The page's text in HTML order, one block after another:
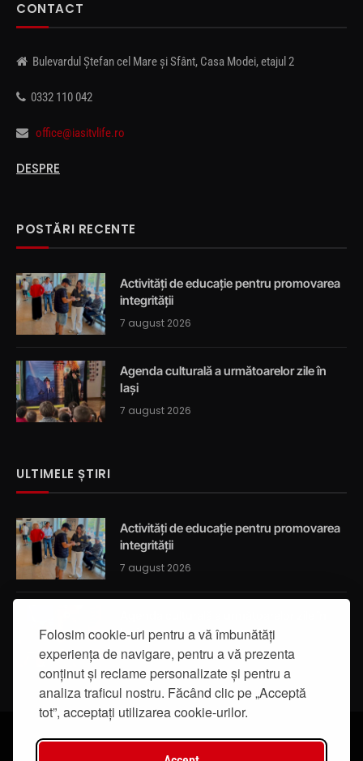
Folosim cookie-uri pentru a vă îmbunătăți
experiența de navigare, pentru a vă prezenta
conținut și reclame personalizate și pentru a
analiza traficul nostru. Făcând clic pe „Acceptă
tot”, acceptați utilizarea cookie-urilor.
CONTACT
Bulevardul Ștefan cel Mare și Sfânt, Casa Modei, etajul 2
0332 110 042
office@iasitvlife.ro
DESPRE
POSTĂRI RECENTE
Activități de educație pentru promovarea
integrității
7 august 2026
Agenda culturală a următoarelor zile în
Iași
7 august 2026
ULTIMELE ȘTIRI
Activități de educație pentru promovarea
integrității
7 august 2026
Iași
7 august 2026